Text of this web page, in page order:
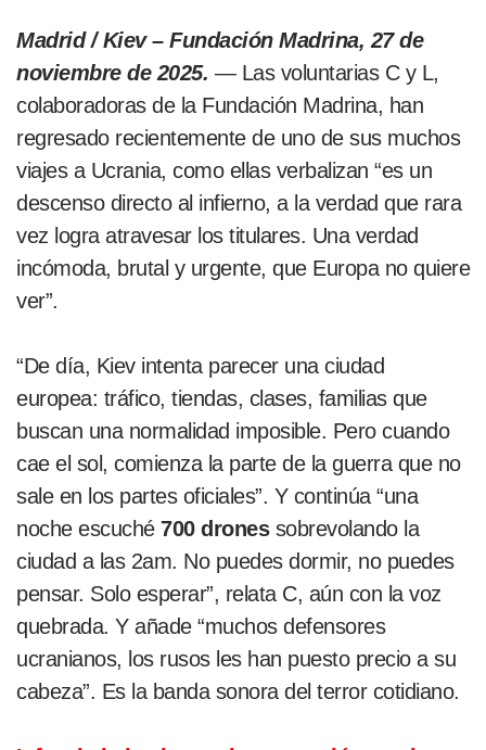
Madrid / Kiev – Fundación Madrina, 27 de
noviembre de 2025. — Las voluntarias C y L,
colaboradoras de la Fundación Madrina, han
regresado recientemente de uno de sus muchos
viajes a Ucrania, como ellas verbalizan “es un
descenso directo al infierno, a la verdad que rara
vez logra atravesar los titulares. Una verdad
incómoda, brutal y urgente, que Europa no quiere
ver”.
“De día, Kiev intenta parecer una ciudad
europea: tráfico, tiendas, clases, familias que
buscan una normalidad imposible. Pero cuando
cae el sol, comienza la parte de la guerra que no
sale en los partes oficiales”. Y continúa “una
noche escuché 700 dronessobrevolando la
ciudad a las 2am. No puedes dormir, no puedes
pensar. Solo esperar”, relata C, aún con la voz
quebrada. Y añade “muchos defensores
ucranianos, los rusos les han puesto precio a su
cabeza”. Es la banda sonora del terror cotidiano.